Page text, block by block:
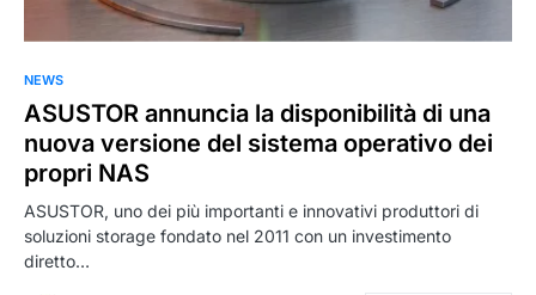
NEWS
ASUSTOR annuncia la disponibilità di una
nuova versione del sistema operativo dei
propri NAS
ASUSTOR, uno dei più importanti e innovativi produttori di
soluzioni storage fondato nel 2011 con un investimento
diretto…